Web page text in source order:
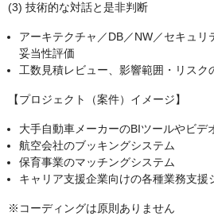
(3) 技術的な対話と是非判断
アーキテクチャ／DB／NW／セキュ
妥当性評価
工数見積レビュー、影響範囲・リスク
【プロジェクト（案件）イメージ】
大手自動車メーカーのBIツールやビデ
航空会社のブッキングシステム
保育事業のマッチングシステム
キャリア支援企業向けの各種業務支援
※コーディングは原則ありません